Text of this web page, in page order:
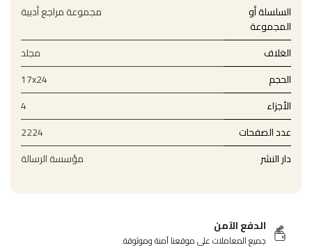
السلسلة أو
المجموعة
مجموعة مراجع أدبية
الغلاف
مجلد
الحجم
17x24
الأجزاء
4
عدد الصفحات
2224
دار النشر
مؤسسة الرسالة
الدفع الآمن
جميع المعاملات على موقعنا آمنة وموثوقة.